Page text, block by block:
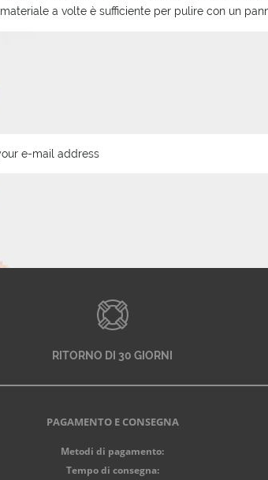
materiale a volte è sufficiente per pulire con un
RITORNO DI 30 GIORNI
PAGAMENTO E CONSEGNA
Metodi di pagamento:
Tempo di consegna: